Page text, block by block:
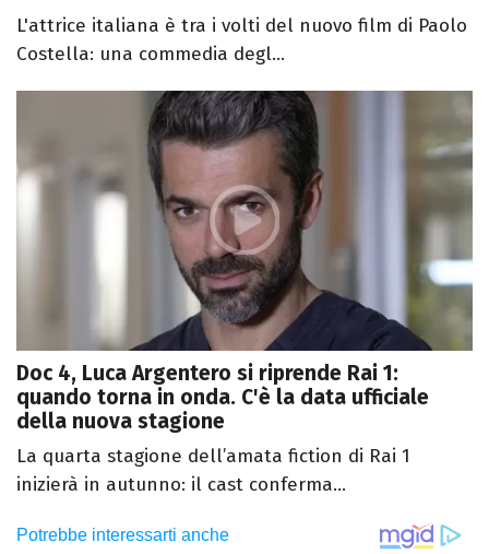
L'attrice italiana è tra i volti del nuovo film di Paolo
Costella: una commedia degl...
Doc 4, Luca Argentero si riprende Rai 1:
quando torna in onda. C'è la data ufficiale
della nuova stagione
La quarta stagione dell’amata fiction di Rai 1
inizierà in autunno: il cast conferma...